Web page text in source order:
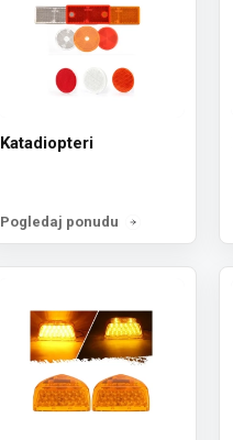
Katadiopteri
Pogledaj ponudu